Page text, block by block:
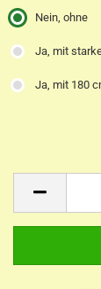
Nein, ohne
Ja, mit
Ja, mit 180